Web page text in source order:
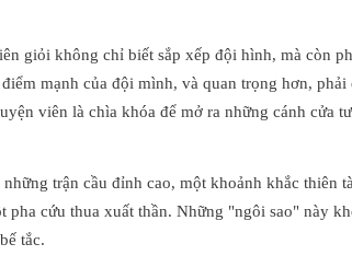
giỏi không chỉ biết sắp xếp đội hình, mà còn
mạnh của đội mình, và quan trọng hơn,
viên là chìa khóa để mở ra những cánh cửa
trận cầu đỉnh cao, một khoảnh khắc thiên
cứu thua xuất thần. Những "ngôi sao" này
tắc.